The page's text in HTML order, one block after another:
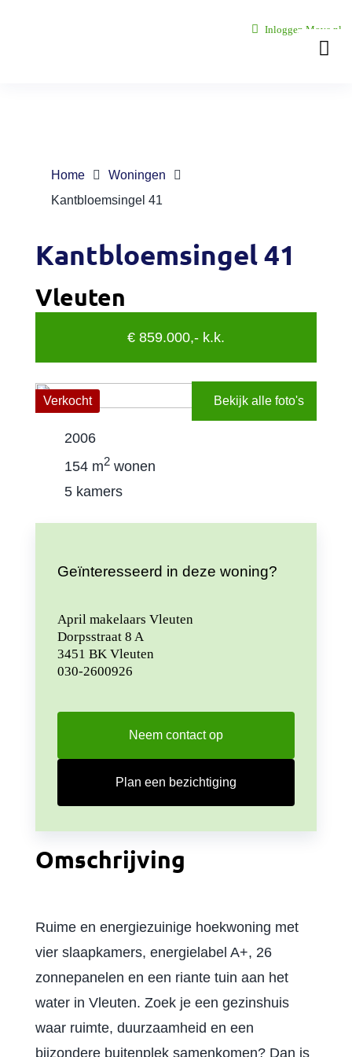
Inloggen Move.nl
Gratis
Home
Woningen
Kantbloemsingel 41
Kantbloemsingel 41
Vleuten
€ 859.000,- k.k.
Verkocht Bekijk alle foto's
2006
154 m2 wonen
5 kamers
Geïnteresseerd in deze woning?
April makelaars Vleuten
Dorpsstraat 8 A
3451 BK Vleuten
030-2600926
Neem contact op
Plan een bezichtiging
Omschrijving
Ruime en energiezuinige hoekwoning met
vier slaapkamers, energielabel A+, 26
zonnepanelen en een riante tuin aan het
water in Vleuten. Zoek je een gezinshuis
waar ruimte, duurzaamheid en een
bijzondere buitenplek samenkomen? Dan is